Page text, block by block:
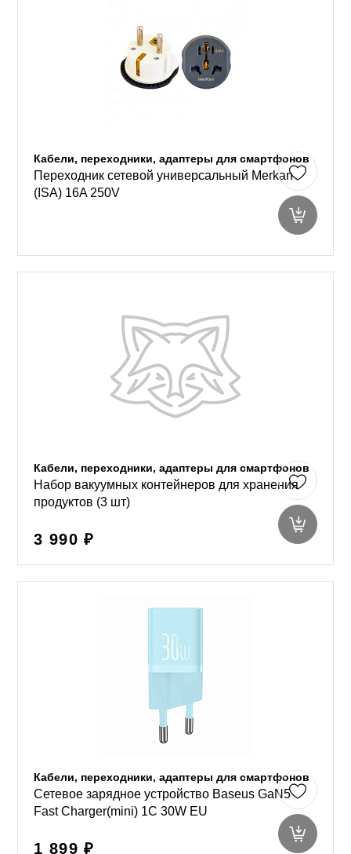
Кабели, переходники, адаптеры для смартфонов
Переходник сетевой универсальный Merkan
(ISA) 16A 250V
Кабели, переходники, адаптеры для смартфонов
Набор вакуумных контейнеров для хранения
продуктов (3 шт)
3 990 ₽
Кабели, переходники, адаптеры для смартфонов
Сетевое зарядное устройство Baseus GaN5
Fast Charger(mini) 1C 30W EU
1 899 ₽